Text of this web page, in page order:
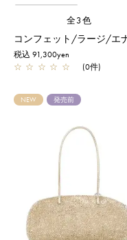
全3色
税込 91,300yen
☆ ☆ ☆ ☆ ☆ (0件)
NEW 発売前